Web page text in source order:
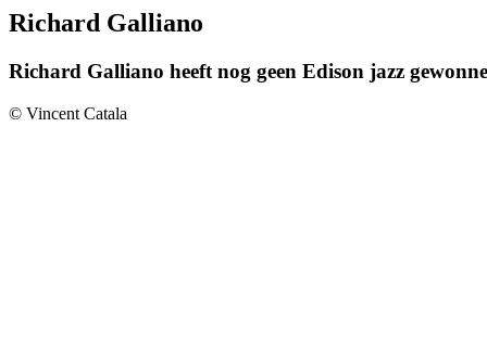
Richard Galliano
Richard Galliano heeft nog geen Edison jazz
© Vincent Catala